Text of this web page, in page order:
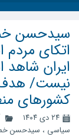
سیدحسن
اتکای
ایران
نیست/
کشور‌های
۲۴ دی ۱۴۰۴
سیاسی ، سیدحسن